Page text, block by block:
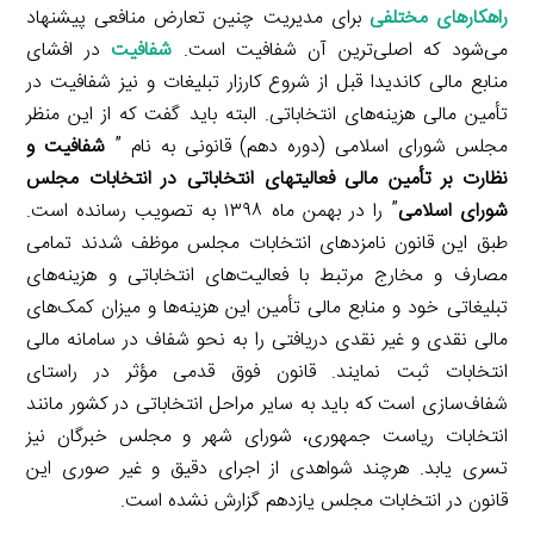
راهکارهای مختلفی برای مدیریت چنین تعارض منافعی پیشنهاد
می‌شود که اصلی‌ترین آن شفافیت است. شفافیت در افشای
منابع مالی کاندیدا قبل از شروع کارزار تبلیغات و نیز شفافیت در
تأمین مالی هزینه‌های انتخاباتی. البته باید گفت که از این منظر
مجلس شورای اسلامی (دوره دهم) قانونی به نام ” شفافیت و
نظارت بر تأمین مالی فعالیت­های انتخاباتی در انتخابات مجلس
شورای اسلامی
” را در بهمن ماه ۱۳۹۸ به تصویب رسانده است.
طبق این قانون نامزدهای انتخابات مجلس موظف شدند تمامی
مصارف و مخارج مرتبط با فعالیت‌های انتخاباتی و هزینه‌های
تبلیغاتی خود و منابع مالی تأمین این هزینه‌ها و میزان کمک‌های
مالی نقدی و غیر نقدی دریافتی را به نحو شفاف در سامانه مالی
انتخابات ثبت نمایند. قانون فوق قدمی مؤثر در راستای
شفاف‌سازی است که باید به سایر مراحل انتخاباتی در کشور مانند
انتخابات ریاست جمهوری، شورای شهر و مجلس خبرگان نیز
تسری یابد. هرچند شواهدی از اجرای دقیق و غیر صوری این
قانون در انتخابات مجلس یازدهم گزارش نشده است.